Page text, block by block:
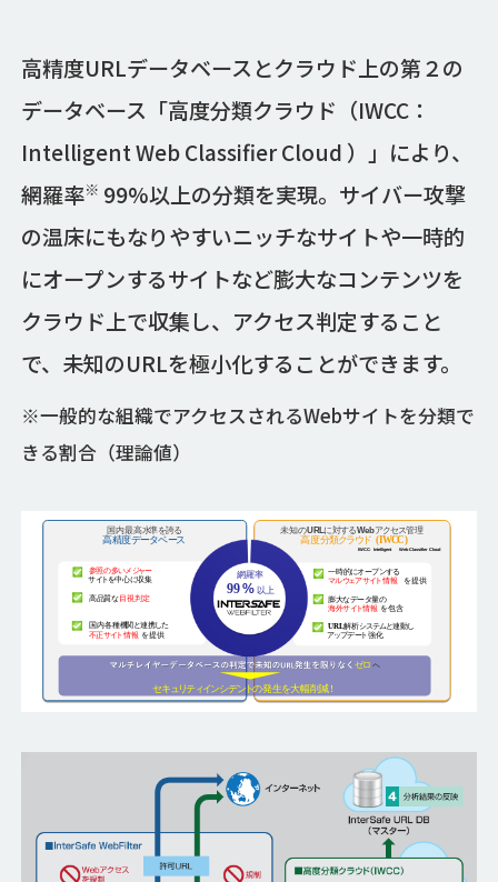
高精度URLデータベースとクラウド上の第２の
データベース「高度分類クラウド（IWCC：
Intelligent Web Classifier Cloud ）」により、
網羅率※ 99%以上の分類を実現。サイバー攻撃
の温床にもなりやすいニッチなサイトや一時的
にオープンするサイトなど膨大なコンテンツを
クラウド上で収集し、アクセス判定すること
で、未知のURLを極小化することができます。
※一般的な組織でアクセスされるWebサイトを分類で
きる割合（理論値）